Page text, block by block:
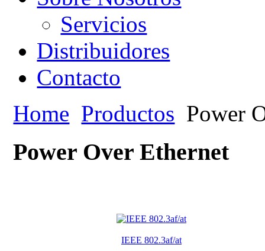
Servicios
Distribuidores
Contacto
Home Productos Power
Power Over Ethernet
IEEE 802.3af/at